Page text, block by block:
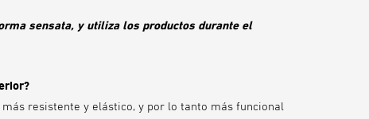
sensata, y utiliza los productos durante el
resistente y elástico, y por lo tanto más funcional